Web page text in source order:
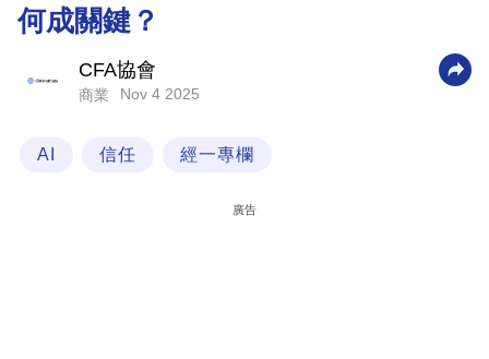
商
業
科
何成關鍵？
CFA協會
商業 Nov 4 2025
AI 信任 經一專欄
廣告